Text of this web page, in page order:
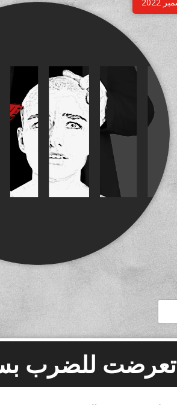
تعرضت للضرب